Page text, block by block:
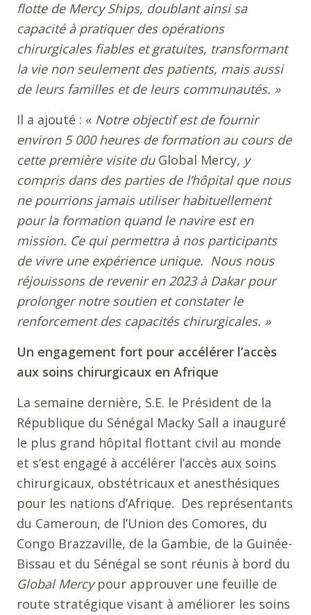
flotte de Mercy Ships, doublant ainsi sa
capacité à pratiquer des opérations
chirurgicales fiables et gratuites, transformant
la vie non seulement des patients, mais aussi
de leurs familles et de leurs communautés. »
Il a ajouté : « Notre objectif est de fournir
environ 5 000 heures de formation au cours de
cette première visite du Global Mercy, y
compris dans des parties de l’hôpital que nous
ne pourrions jamais utiliser habituellement
pour la formation quand le navire est en
mission. Ce qui permettra à nos participants
de vivre une expérience unique. Nous nous
réjouissons de revenir en 2023 à Dakar pour
prolonger notre soutien et constater le
renforcement des capacités chirurgicales. »
Un engagement fort pour accélérer l’accès
aux soins chirurgicaux en Afrique
La semaine dernière, S.E. le Président de la
République du Sénégal Macky Sall a inauguré
le plus grand hôpital flottant civil au monde
et s’est engagé à accélérer l’accès aux soins
chirurgicaux, obstétricaux et anesthésiques
pour les nations d’Afrique. Des représentants
du Cameroun, de l’Union des Comores, du
Congo Brazzaville, de la Gambie, de la Guinée-
Bissau et du Sénégal se sont réunis à bord du
Global Mercypour approuver une feuille de
route stratégique visant à améliorer les soins